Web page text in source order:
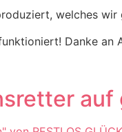
welches wir
Danke